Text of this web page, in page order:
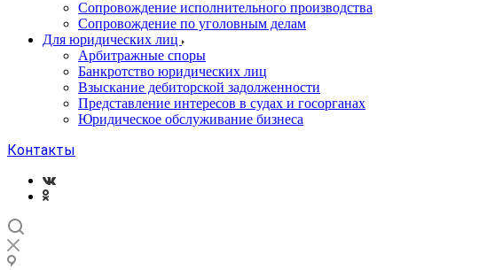
Сопровождение исполнительного производства
Сопровождение по уголовным делам
Для юридических лиц
Арбитражные споры
Банкротство юридических лиц
Взыскание дебиторской задолженности
Представление интересов в судах и госорганах
Юридическое обслуживание бизнеса
Контакты